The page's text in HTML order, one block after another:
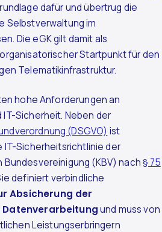
dafür und übertrug die
Selbstverwaltung im
Die eGK gilt damit als
Startpunkt für den
Telematikinfrastruktur.
hohe Anforderungen an
Sicherheit. Neben der
(DSGVO) ist
IT-Sicherheitsrichtlinie der
Bundesvereinigung (KBV) nach§ 75
definiert verbindliche
Absicherung der
und muss von
Leistungserbringern